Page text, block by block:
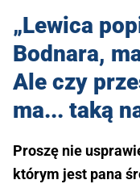
„Lewica
Bodnara,
Ale czy
ma... taką
Proszę nie
którym jest pana